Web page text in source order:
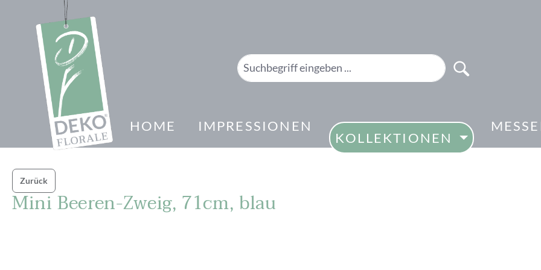
Zur Hauptnavigation springen
HOME IMPRESSIONEN
KOLLEKTIONEN
Zurück
Mini Beeren-Zweig, 71cm, blau